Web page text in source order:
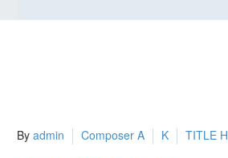
By admin Composer A K TITLE H